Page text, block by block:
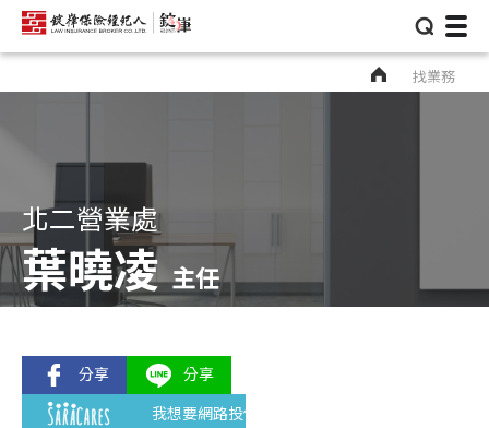
⌕
找業務
北二營業處
葉曉凌 主任
我想要網路投保